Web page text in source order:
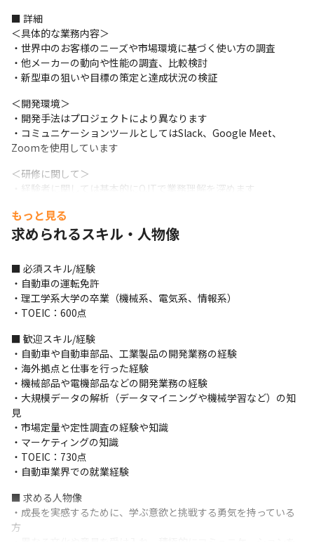
■ 詳細
＜具体的な業務内容＞
・世界中のお客様のニーズや市場環境に基づく使い方の調査
・他メーカーの動向や性能の調査、比較検討
・新型車の狙いや目標の策定と達成状況の検証
＜開発環境＞
・開発手法はプロジェクトにより異なります
・コミュニケーションツールとしてはSlack、Google Meet、
Zoomを使用しています
＜研修に関して＞
・経験者に関しては基本的にOJTで業務理解を深めます
しています
・専門家による講習や、社内で認定している資格を取得するため
・今後は、海外支社やパートナー企業とのコミュニケーション力
を向上すべく、TOEICのスコアアップを目指した研修を用意する
予定です
＜事業に関して＞
・電動化技術の先駆者として、世界初となる電気自動車（EV）
『リーフ』をはじめとするさまざまなニーズに応じた自動車を提
供しています（※）
・1933年12月の設立以来、「他のやらぬことを、やる」という日
産DNAのもと、高い技術力と品質の高いサービスを提供し続けて
います
■ この仕事の面白み、魅力
・海外出張や海外拠点との業務の機会が多く、世界を舞台に活躍
することをが可能です
・自動車の中の一部ではなく車全体に関わる業務であり、お客様
との接点があるため、自分自身が車両の開発に強く関わっている
というやりがいや、世に車を送り出すという経験を得られます
・世界中のお客様に対して使い方を調査したり、実際の走行を評
価したりするので、さまざまな経験を深めることができます
もっと見る
求められるスキル・人物像
■ 必須スキル/経験
・自動車の運転免許
・理工学系大学の卒業（機械系、電気系、情報系）
・TOEIC：600点
■ 歓迎スキル/経験
・自動車や自動車部品、工業製品の開発業務の経験
・海外拠点と仕事を行った経験
・機械部品や電機部品などの開発業務の経験
・大規模データの解析（データマイニングや機械学習など）の知
見
・市場定量や定性調査の経験や知識
・マーケティングの知識
・TOEIC：730点
・自動車業界での就業経験
■ 求める人物像
・成長を実感するために、学ぶ意欲と挑戦する勇気を持っている
方